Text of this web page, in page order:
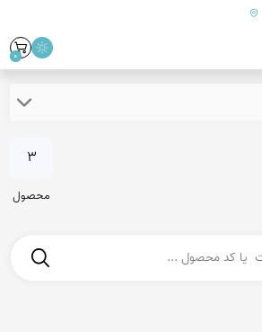
ایران - فارس - کازرون
0
3
محصول